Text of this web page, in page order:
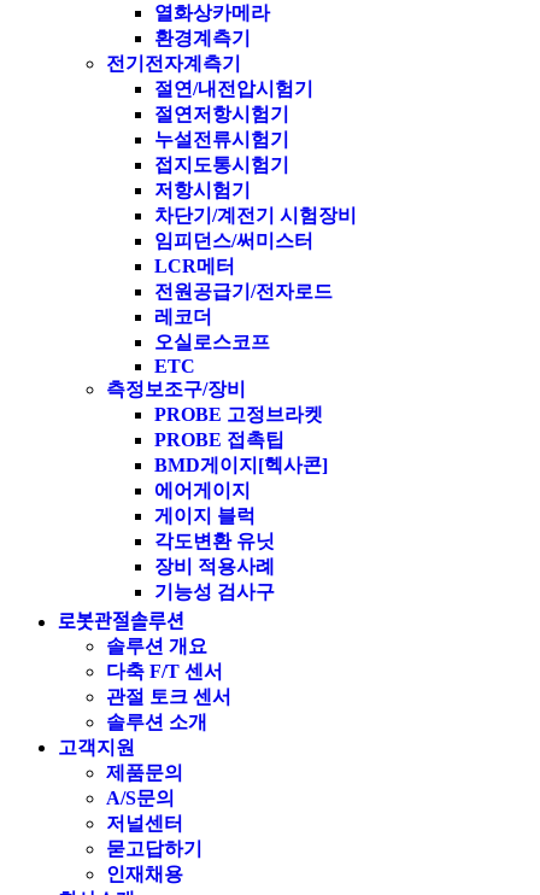
열화상카메라
환경계측기
전기전자계측기
절연/내전압시험기
절연저항시험기
누설전류시험기
접지도통시험기
저항시험기
차단기/계전기 시험장비
임피던스/써미스터
LCR메터
전원공급기/전자로드
레코더
오실로스코프
ETC
측정보조구/장비
PROBE 고정브라켓
PROBE 접촉팁
BMD게이지[헥사콘]
에어게이지
게이지 블럭
각도변환 유닛
장비 적용사례
기능성 검사구
로봇관절솔루션
솔루션 개요
다축 F/T 센서
관절 토크 센서
솔루션 소개
고객지원
제품문의
A/S문의
저널센터
묻고답하기
인재채용